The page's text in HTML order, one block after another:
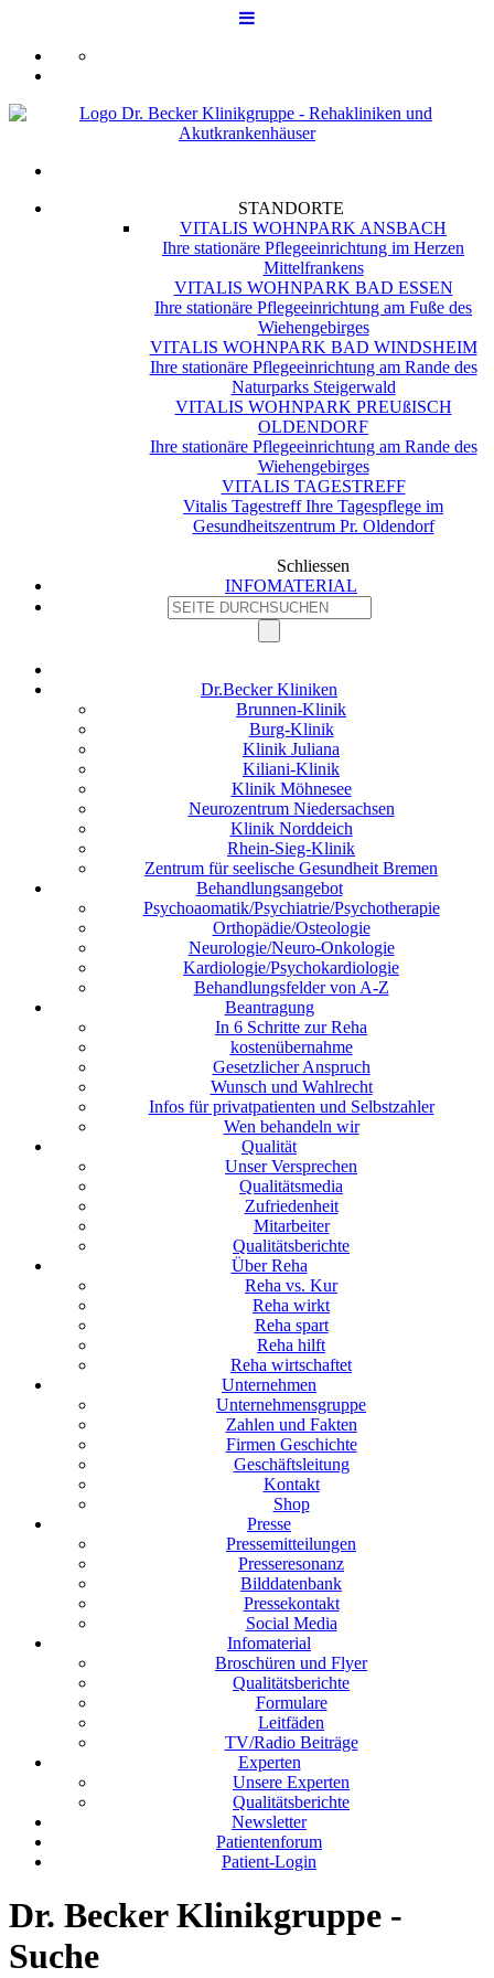
STANDORTE
VITALIS WOHNPARK ANSBACH
Ihre stationäre Pflegeeinrichtung im Herzen
Mittelfrankens
VITALIS WOHNPARK BAD ESSEN
Ihre stationäre Pflegeeinrichtung am Fuße des
Wiehengebirges
VITALIS WOHNPARK BAD WINDSHEIM
Ihre stationäre Pflegeeinrichtung am Rande des
Naturparks Steigerwald
VITALIS WOHNPARK PREUßISCH
OLDENDORF
Ihre stationäre Pflegeeinrichtung am Rande des
Wiehengebirges
VITALIS TAGESTREFF
Vitalis Tagestreff Ihre Tagespflege im
Gesundheitszentrum Pr. Oldendorf
Schliessen
INFOMATERIAL
Dr.Becker Kliniken
Brunnen-Klinik
Burg-Klinik
Klinik Juliana
Kiliani-Klinik
Klinik Möhnesee
Neurozentrum Niedersachsen
Klinik Norddeich
Rhein-Sieg-Klinik
Zentrum für seelische Gesundheit Bremen
Behandlungsangebot
Psychoaomatik/Psychiatrie/Psychotherapie
Orthopädie/Osteologie
Neurologie/Neuro-Onkologie
Kardiologie/Psychokardiologie
Behandlungsfelder von A-Z
Beantragung
In 6 Schritte zur Reha
kostenübernahme
Gesetzlicher Anspruch
Wunsch und Wahlrecht
Infos für privatpatienten und Selbstzahler
Wen behandeln wir
Qualität
Unser Versprechen
Qualitätsmedia
Zufriedenheit
Mitarbeiter
Qualitätsberichte
Über Reha
Reha vs. Kur
Reha wirkt
Reha spart
Reha hilft
Reha wirtschaftet
Unternehmen
Unternehmensgruppe
Zahlen und Fakten
Firmen Geschichte
Geschäftsleitung
Kontakt
Shop
Presse
Pressemitteilungen
Presseresonanz
Bilddatenbank
Pressekontakt
Social Media
Infomaterial
Broschüren und Flyer
Qualitätsberichte
Formulare
Leitfäden
TV/Radio Beiträge
Experten
Unsere Experten
Qualitätsberichte
Newsletter
Patientenforum
Patient-Login
Dr. Becker Klinikgruppe -
Suche